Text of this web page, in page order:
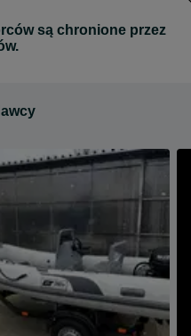
są chronione przez